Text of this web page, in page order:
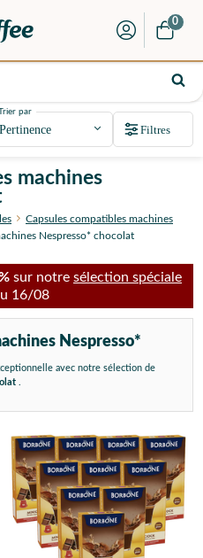
0
machines
Capsules compatibles machines
Nespresso* chocolat
sur notre sélection spéciale
16/08
Nespresso*
avec notre sélection de
par
Filtres